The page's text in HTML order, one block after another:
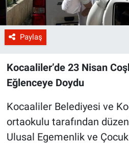
Paylaş
Kocaaliler’de 23 Nisan
Eğlenceye Doydu
Kocaaliler Belediyesi ve
ortaokulu tarafından
Ulusal Egemenlik ve Çocuk